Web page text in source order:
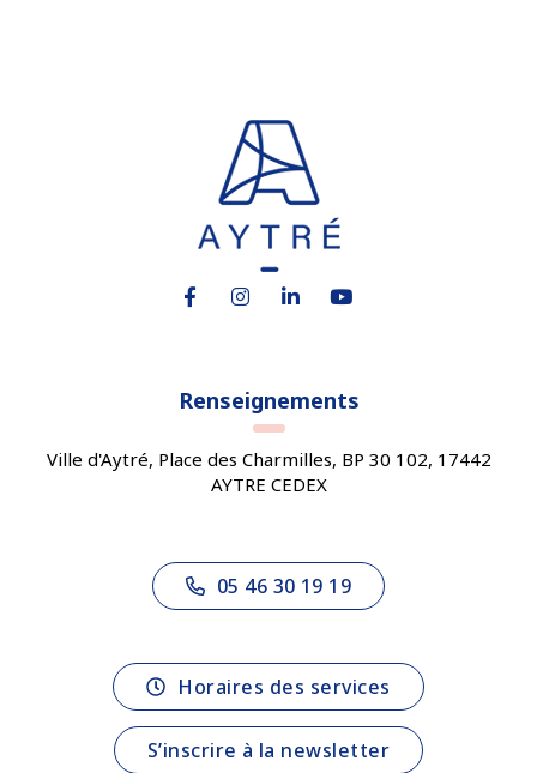
Lien vers le compte Facebook
Lien vers le compte Instagram
Lien vers le compte Linkedin
Lien vers la chaîne
Renseignements
Ville d'Aytré, Place des Charmilles, BP 30 102, 17442
AYTRE CEDEX
05 46 30 19 19
Horaires des services
S’inscrire à la newsletter